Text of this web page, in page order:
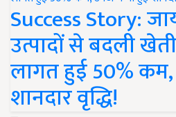
Success Story:
उत्पादों से बदली
लागत हुई 50%
शानदार वृद्धि!